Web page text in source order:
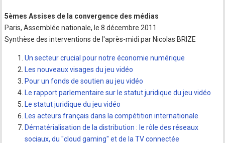
5èmes Assises de la convergence des médias
Paris, Assemblée nationale, le 8 décembre 2011
Synthèse des interventions de l'après-midi par Nicolas BRIZE
Un secteur crucial pour notre économie numérique
Les nouveaux visages du jeu vidéo
Pour un fonds de soutien au jeu vidéo
Le rapport parlementaire sur le statut juridique du jeu vidéo
Le statut juridique du jeu vidéo
Les acteurs français dans la compétition internationale
Dématérialisation de la distribution : le rôle des réseaux
sociaux, du "cloud gaming" et de la TV connectée